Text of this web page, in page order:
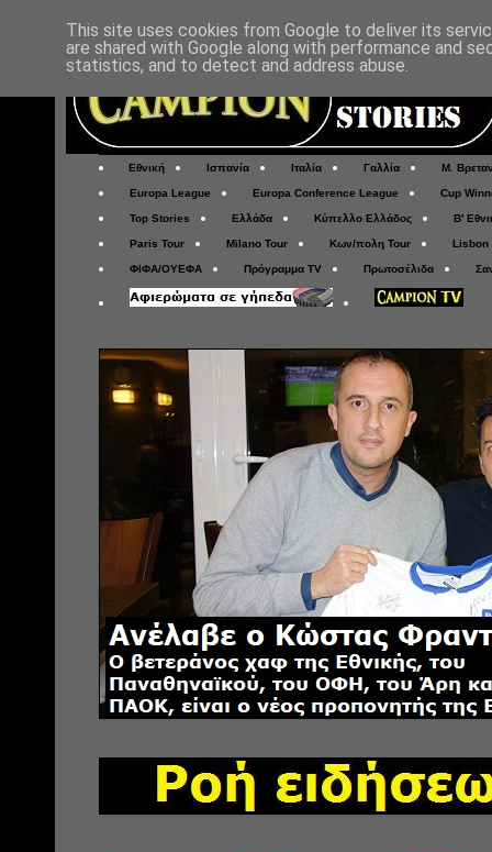
Εθνική Ισπανία Ιταλία Γαλλία Μ.
Europa League Europa Conference League Cup
Top Stories Ελλάδα Κύπελλο Ελλάδος Β'
Paris Tour Milano Tour Κων/πολη Tour Lisbon
ΦΙΦΑ/ΟΥΕΦΑ Πρόγραμμα TV Πρωτοσέλιδα
This site uses cookies from Google to deliver its
are shared with Google along with performance and
statistics, and to detect and address abuse.